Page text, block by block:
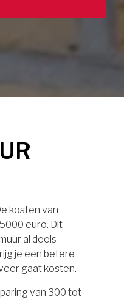
kosten van
euro. Dit
al deels
je een betere
gaat kosten.
van 300 tot